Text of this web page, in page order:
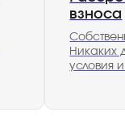
взноса
Никаких
условия